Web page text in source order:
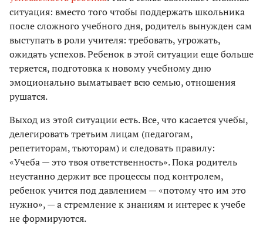
ситуация: вместо того чтобы поддержать школьника
после сложного учебного дня, родитель вынужден сам
выступать в роли учителя: требовать, угрожать,
ожидать успехов. Ребенок в этой ситуации еще больше
теряется, подготовка к новому учебному дню
эмоционально выматывает всю семью, отношения
рушатся.
Выход из этой ситуации есть. Все, что касается учебы,
делегировать третьим лицам (педагогам,
репетиторам, тьюторам) и следовать правилу:
«Учеба — это твоя ответственность». Пока родитель
неустанно держит все процессы под контролем,
ребенок учится под давлением — «потому что им это
нужно», — а стремление к знаниям и интерес к учебе
не формируются.